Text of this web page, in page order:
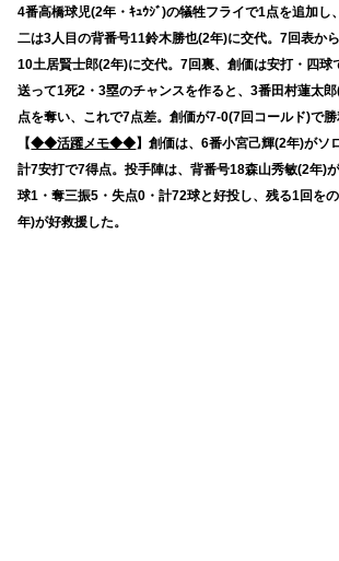
4番高橋球児(2年・ｷｭｳｼﾞ)の犠牲フライで1点を追加し
二は3人目の背番号11鈴木勝也(2年)に交代。7回表か
10土居賢士郎(2年)に交代。7回裏、創価は安打・四球
送って1死2・3塁のチャンスを作ると、3番田村蓮太
点を奪い、これで7点差。創価が7-0(7回コールド)で勝
【◆◆活躍メモ◆◆】創価は、6番小宮己輝(2年)がソ
計7安打で7得点。投手陣は、背番号18森山秀敏(2年)
球1・奪三振5・失点0・計72球と好投し、残る1回を
年)が好救援した。